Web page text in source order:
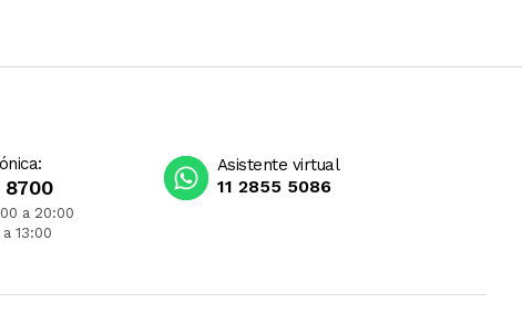
8700
a 20:00
13:00
Asistente virtual
11 2855 5086